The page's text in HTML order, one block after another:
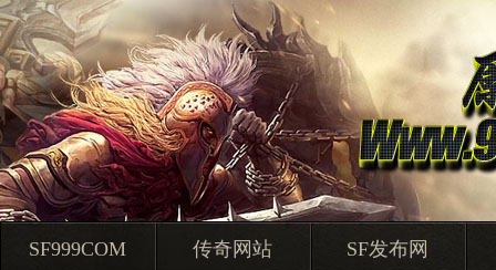
SF999COM 传奇网站 SF发布网